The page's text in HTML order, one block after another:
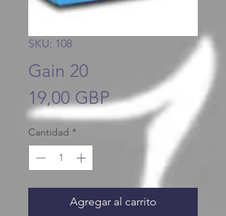
SKU: 108
Gain 20
19,00 GBPPrecio
Cantidad *
Agregar al carrito